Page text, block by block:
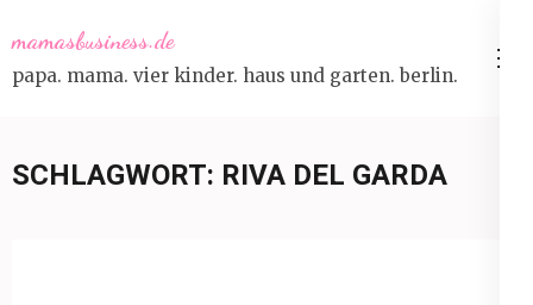
to
content
mamasbusiness.de
papa. mama. vier kinder. haus und garten. berlin.
SCHLAGWORT: RIVA DEL GARDA